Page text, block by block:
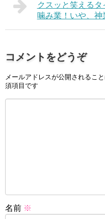
クスッと笑える
噛み業！いや、神
コメントをどうぞ
メールアドレスが公開されること
須項目です
名前 ※